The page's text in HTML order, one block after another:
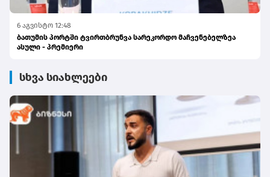
6 აგვისტო 12:48
ბათუმის პორტში ტვირთბრუნვა სარეკორდო მაჩვენებელზეა
ასული - პრემიერი
სხვა სიახლეები